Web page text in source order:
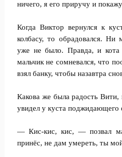
ничего, я его приручу и
Когда Виктор вернулся к
колбасу, то обрадовался. Ни
уже не было. Правда, и
мальчик не сомневался, что
взял банку, чтобы назавтра
Какова же была радость
увидел у куста поджидающего
— Кис-кис, кис, — позвал
принёс, не дам умереть, ты